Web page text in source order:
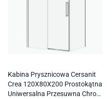
Kabina Prysznicowa Cersanit
Crea 120X80X200 Prostokątna
Uniwersalna Przesuwna Chrom